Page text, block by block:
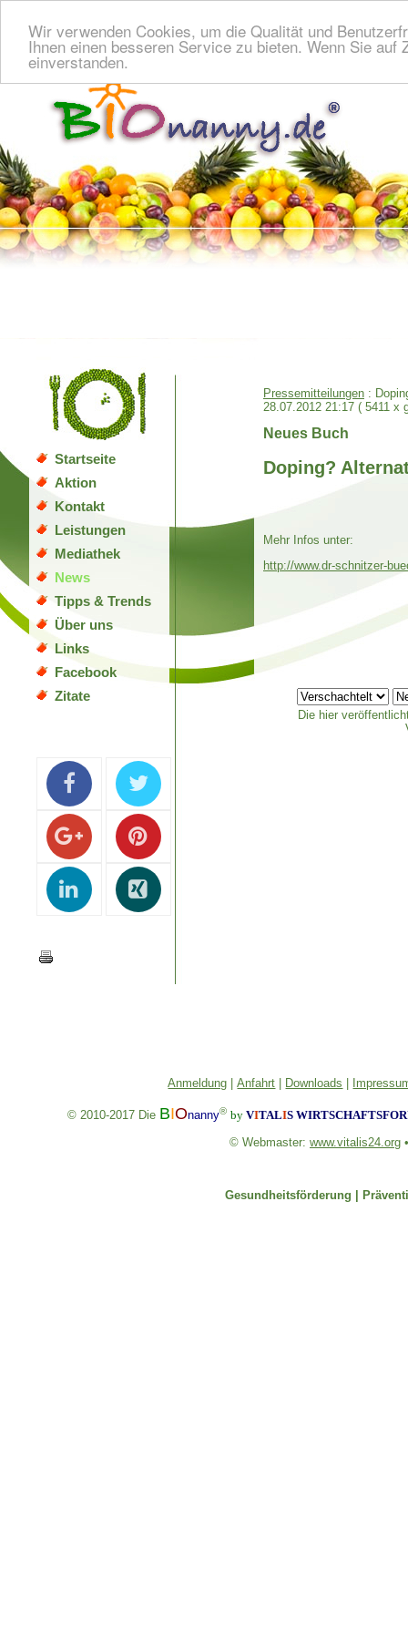
Wir verwenden Cookies, um die Qualität und
Ihnen einen besseren Service zu bieten. Wenn Sie
einverstanden.
Startseite
Aktion
Kontakt
Leistungen
Mediathek
News
Tipps & Trends
Über uns
Links
Facebook
Zitate
Pressemitteilungen :
28.07.2012 21:17 ( 5411 x
Neues Buch
Doping?
Mehr Infos unter:
http://www.dr-schnitzer-
Die hier
Anmeldung |Anfahrt | Downloads |
© 2010-2017 Die BIOnanny® by VITALIS
© Webmaster: www.vitalis24.org
Gesundheitsförderung |